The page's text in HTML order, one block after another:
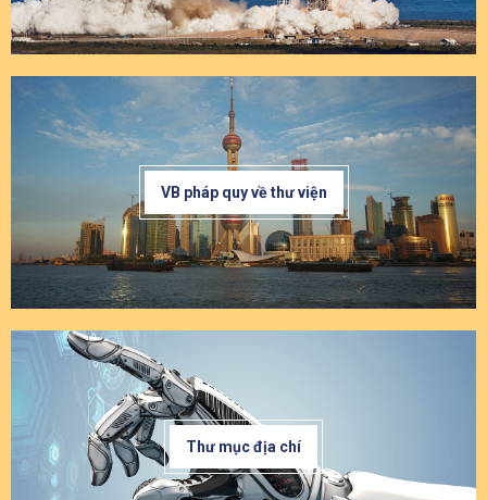
VB pháp quy về thư viện
Thư mục địa chí